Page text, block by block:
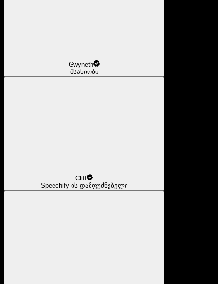
Gwyneth
მსახიობი
Cliff
Speechify-ის დამფუძნებელი